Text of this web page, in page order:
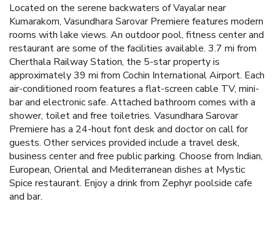
Located on the serene backwaters of Vayalar near
Kumarakom, Vasundhara Sarovar Premiere features modern
rooms with lake views. An outdoor pool, fitness center and
restaurant are some of the facilities available. 3.7 mi from
Cherthala Railway Station, the 5-star property is
approximately 39 mi from Cochin International Airport. Each
air-conditioned room features a flat-screen cable TV, mini-
bar and electronic safe. Attached bathroom comes with a
shower, toilet and free toiletries. Vasundhara Sarovar
Premiere has a 24-hout font desk and doctor on call for
guests. Other services provided include a travel desk,
business center and free public parking. Choose from Indian,
European, Oriental and Mediterranean dishes at Mystic
Spice restaurant. Enjoy a drink from Zephyr poolside cafe
and bar.